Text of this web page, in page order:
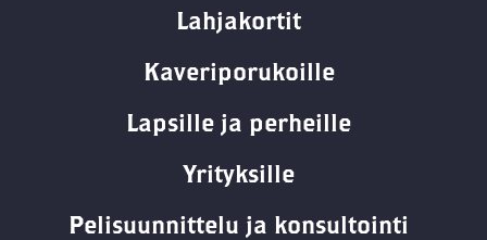
Lahjakortit
Kaveriporukoille
Lapsille ja perheille
Yrityksille
Pelisuunnittelu ja konsultointi